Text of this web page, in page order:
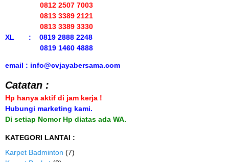
0812 2507 7003
0813 3389 2121
0813 3389 3330
XL : 0819 2888 2248
0819 1460 4888
email : info@cvjayabersama.com
Catatan :
Hp hanya aktif di jam kerja !
Hubungi marketing kami.
Di setiap Nomor Hp diatas ada WA.
KATEGORI LANTAI :
Karpet Badminton (7)